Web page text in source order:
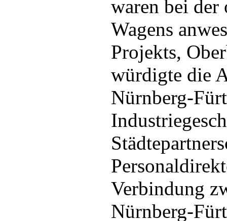
waren bei
Wagens
Projekts,
würdigte die
Nürnberg-
Verbindung
Nürnberg-